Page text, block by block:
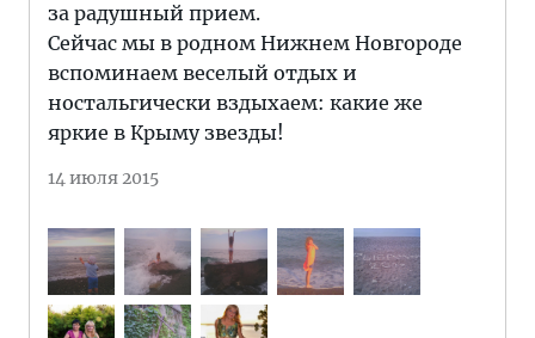
за радушный прием.
Сейчас мы в родном Нижнем Новгороде
вспоминаем веселый отдых и
ностальгически вздыхаем: какие же
яркие в Крыму звезды!
14 июля 2015